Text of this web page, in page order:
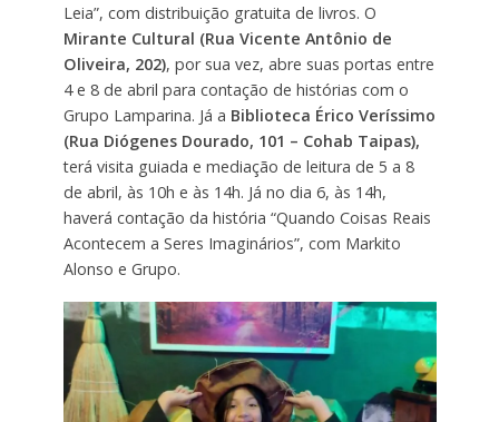
Leia”, com distribuição gratuita de livros. O
Mirante Cultural (Rua Vicente Antônio de
Oliveira, 202), por sua vez, abre suas portas entre
4 e 8 de abril para contação de histórias com o
Grupo Lamparina. Já a Biblioteca Érico Veríssimo
(Rua Diógenes Dourado, 101 – Cohab Taipas),
terá visita guiada e mediação de leitura de 5 a 8
de abril, às 10h e às 14h. Já no dia 6, às 14h,
haverá contação da história “Quando Coisas Reais
Acontecem a Seres Imaginários”, com Markito
Alonso e Grupo.